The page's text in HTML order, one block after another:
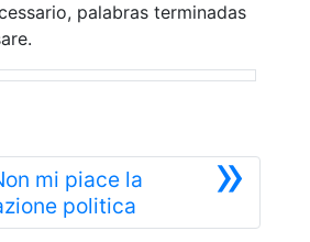
palabras terminadas
»
mi piace la
politicaSiguiente